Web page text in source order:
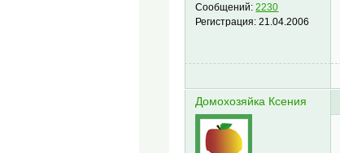
Сообщений:2230
Регистрация:21.04.2006
Домохозяйка Ксения